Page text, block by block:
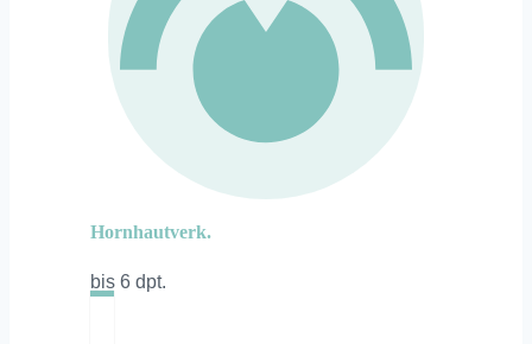
Hornhautverk.
bis 6 dpt.